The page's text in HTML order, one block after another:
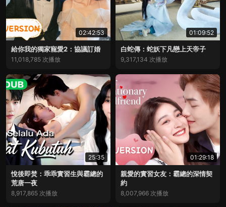
02:42:53
給你我的獨家寵愛2：協議訂婚
11,018,785 次播放
01:09:52
白蛇傳：蛇妖下凡戀上天帝子
9,317,134 次播放
25:35
悅後即焚：乖乖實習生與霸總的
荒唐一夜
8,917,865 次播放
01:29:18
親愛的實習女友：霸總的深情契
約
8,007,966 次播放